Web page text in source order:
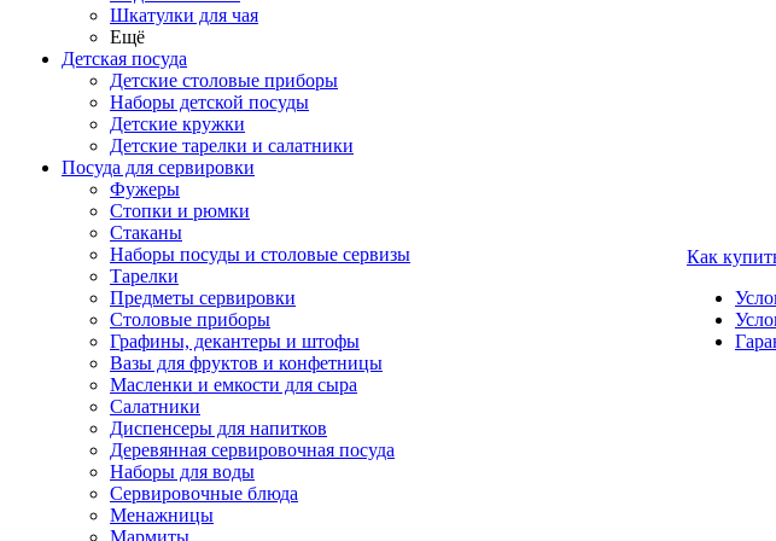
Шкатулки для чая
Ещё
Детская посуда
Детские столовые приборы
Наборы детской посуды
Детские кружки
Детские тарелки и салатники
Посуда для сервировки
Фужеры
Стопки и рюмки
Стаканы
Наборы посуды и столовые сервизы
Тарелки
Предметы сервировки
Столовые приборы
Графины, декантеры и штофы
Вазы для фруктов и конфетницы
Масленки и емкости для сыра
Салатники
Диспенсеры для напитков
Деревянная сервировочная посуда
Наборы для воды
Сервировочные блюда
Менажницы
Мармиты
Как